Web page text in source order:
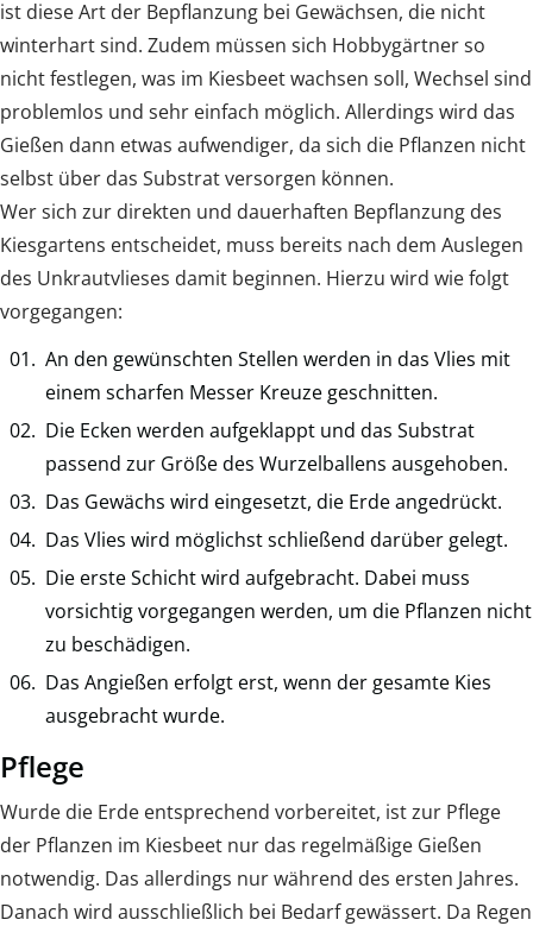
ist diese Art der Bepflanzung bei Gewächsen, die nicht
winterhart sind. Zudem müssen sich Hobbygärtner so
nicht festlegen, was im Kiesbeet wachsen soll, Wechsel sind
problemlos und sehr einfach möglich. Allerdings wird das
Gießen dann etwas aufwendiger, da sich die Pflanzen nicht
selbst über das Substrat versorgen können.
Wer sich zur direkten und dauerhaften Bepflanzung des
Kiesgartens entscheidet, muss bereits nach dem Auslegen
des Unkrautvlieses damit beginnen. Hierzu wird wie folgt
vorgegangen:
An den gewünschten Stellen werden in das Vlies mit
einem scharfen Messer Kreuze geschnitten.
Die Ecken werden aufgeklappt und das Substrat
passend zur Größe des Wurzelballens ausgehoben.
Das Gewächs wird eingesetzt, die Erde angedrückt.
Das Vlies wird möglichst schließend darüber gelegt.
Die erste Schicht wird aufgebracht. Dabei muss
vorsichtig vorgegangen werden, um die Pflanzen nicht
zu beschädigen.
Das Angießen erfolgt erst, wenn der gesamte Kies
ausgebracht wurde.
Pflege
Wurde die Erde entsprechend vorbereitet, ist zur Pflege
der Pflanzen im Kiesbeet nur das regelmäßige Gießen
notwendig. Das allerdings nur während des ersten Jahres.
Danach wird ausschließlich bei Bedarf gewässert. Da Regen